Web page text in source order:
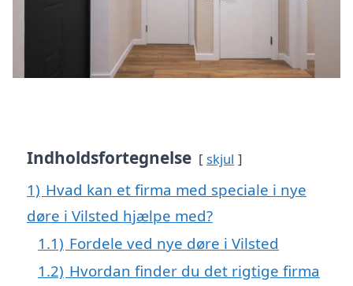
Indholdsfortegnelse skjul
1) Hvad kan et firma med speciale i nye
døre i Vilsted hjælpe med?
1.1) Fordele ved nye døre i Vilsted
1.2) Hvordan finder du det rigtige firma